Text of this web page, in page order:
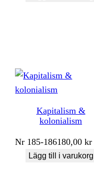
Kapitalism &
kolonialism
Nr 185-186180,00kr
Lägg till i varukorg